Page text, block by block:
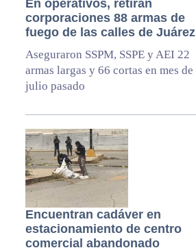
En operativos, retiran
corporaciones 88 armas de
fuego de las calles de Juárez
Aseguraron SSPM, SSPE y AEI 22
armas largas y 66 cortas en mes de
julio pasado
Encuentran cadáver en
estacionamiento de centro
comercial abandonado